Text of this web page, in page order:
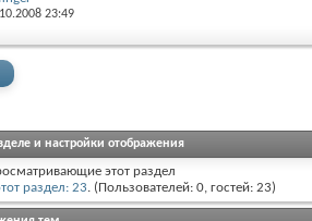
23:49
и настройки отображения
этот раздел
раздел: 23. (Пользователей: 0, гостей: 23)